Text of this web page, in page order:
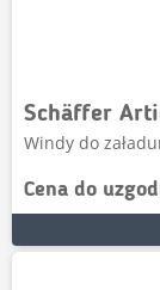
Schäffer
Windy do
Cena do